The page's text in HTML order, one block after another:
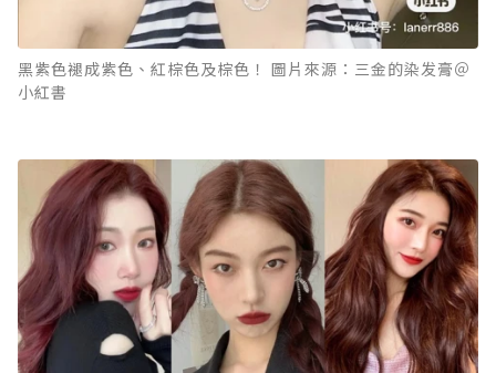
黑紫色褪成紫色、紅棕色及棕色！ 圖片來源：三金的染发膏＠
小紅書